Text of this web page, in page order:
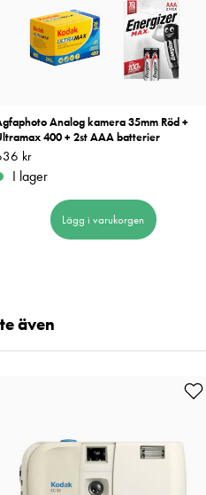
Analog kamera 35mm Röd +
400 + 2st AAA batterier
: 636 kr
kr
I lager
Lägg i varukorgen
även